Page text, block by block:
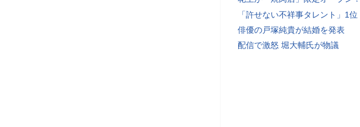
「許せない不祥事タレント」1位
俳優の戸塚純貴が結婚を発表
配信で激怒 堀大輔氏が物議